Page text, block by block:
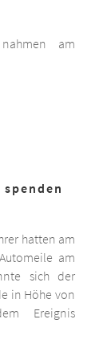
am
hatten am
am
sich der
in Höhe von
Ereignis